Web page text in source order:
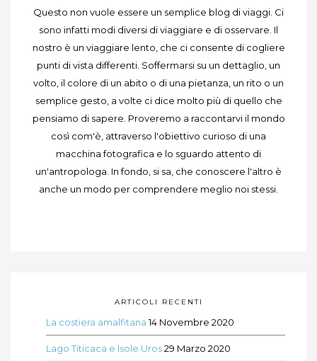
Questo non vuole essere un semplice blog di viaggi. Ci
sono infatti modi diversi di viaggiare e di osservare. Il
nostro è un viaggiare lento, che ci consente di cogliere
punti di vista differenti. Soffermarsi su un dettaglio, un
volto, il colore di un abito o di una pietanza, un rito o un
semplice gesto, a volte ci dice molto più di quello che
pensiamo di sapere. Proveremo a raccontarvi il mondo
così com'è, attraverso l'obiettivo curioso di una
macchina fotografica e lo sguardo attento di
un'antropologa. In fondo, si sa, che conoscere l'altro è
anche un modo per comprendere meglio noi stessi.
ARTICOLI RECENTI
La costiera amalfitana 14 Novembre 2020
Lago Titicaca e Isole Uros29 Marzo 2020